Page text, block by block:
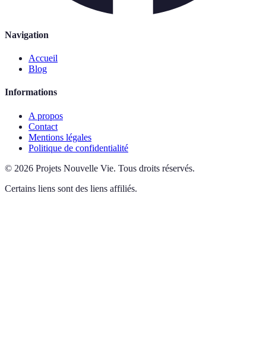
Navigation
Accueil
Blog
Informations
A propos
Contact
Mentions légales
Politique de confidentialité
© 2026 Projets Nouvelle Vie. Tous droits réservés.
Certains liens sont des liens affiliés.